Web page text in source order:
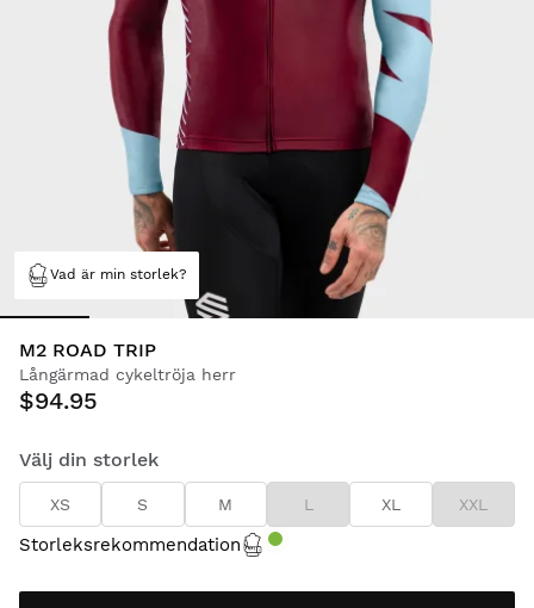
Vad är min storlek?
M2 ROAD TRIP
Långärmad cykeltröja herr
$94.95
Välj din storlek
XS S M L XL XXL
Storleksrekommendation